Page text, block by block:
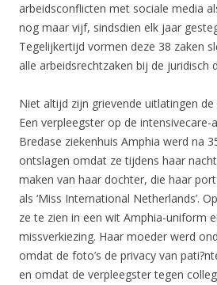
arbeidsconflicten met sociale media
nog maar vijf, sindsdien elk jaar
Tegelijkertijd vormen deze 38 zaken
alle arbeidsrechtzaken bij de juridisch
Niet altijd zijn grievende uitlatingen
Een verpleegster op de intensivecare-
Bredase ziekenhuis Amphia werd na
ontslagen omdat ze tijdens haar
maken van haar dochter, die haar
als ‘Miss International Netherlands’.
ze te zien in een wit Amphia-uniform
missverkiezing. Haar moeder werd
omdat de foto’s de privacy van
en omdat de verpleegster tegen